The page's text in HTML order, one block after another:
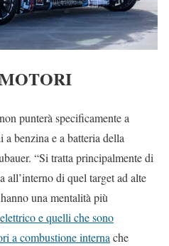
non punterà specificamente a
benzina e a batteria della
“Si tratta principalmente di
all’interno di quel target ad alte
una mentalità più
elettrico e quelli che sono
a combustione interna che